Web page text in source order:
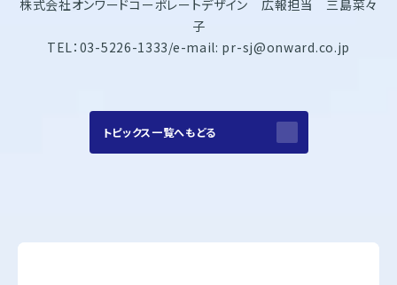
株式会社オンワードコーポレートデザイン 広報担当 三島菜々
子
TEL：03-5226-1333/e-mail: pr-sj@onward.co.jp
トピックス一覧へもどる